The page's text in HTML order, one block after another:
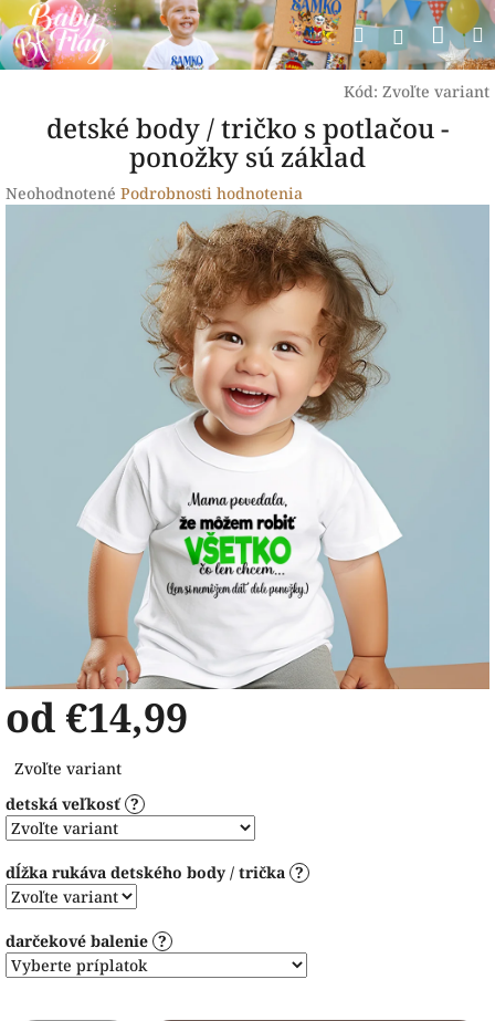
Prejsť
na
obsah
Hľadať
Kód: Zvoľte variant
detské body / tričko s potlačou -
ponožky sú základ
Priemerné
Neohodnotené Podrobnosti hodnotenia
od €14,99
cena:
Zvoľte variant
detská veľkosť ?
dĺžka rukáva detského body / trička ?
darčekové balenie ?